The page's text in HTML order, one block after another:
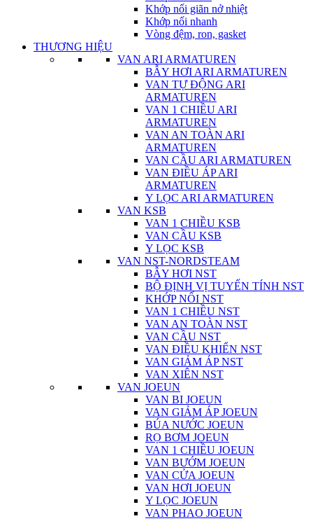
Khớp nối giãn nở nhiệt
Khớp nối nhanh
Vòng đệm, ron, gasket
THƯƠNG HIỆU
VAN ARI ARMATUREN
BẪY HƠI ARI ARMATUREN
VAN TỰ ĐỘNG ARI
ARMATUREN
VAN 1 CHIỀU ARI
ARMATUREN
VAN AN TOÀN ARI
ARMATUREN
VAN CẦU ARI ARMATUREN
VAN ĐIỀU ÁP ARI
ARMATUREN
Y LỌC ARI ARMATUREN
VAN KSB
VAN 1 CHIỀU KSB
VAN CẦU KSB
Y LỌC KSB
VAN NST-NORDSTEAM
BẪY HƠI NST
BỘ ĐỊNH VỊ TUYẾN TÍNH NST
KHỚP NỐI NST
VAN 1 CHIỀU NST
VAN AN TOÀN NST
VAN CẦU NST
VAN ĐIỀU KHIỂN NST
VAN GIẢM ÁP NST
VAN XIÊN NST
VAN JOEUN
VAN BI JOEUN
VAN GIẢM ÁP JOEUN
BÚA NƯỚC JOEUN
RỌ BƠM JOEUN
VAN 1 CHIỀU JOEUN
VAN BƯỚM JOEUN
VAN CỬA JOEUN
VAN HƠI JOEUN
Y LỌC JOEUN
VAN PHAO JOEUN